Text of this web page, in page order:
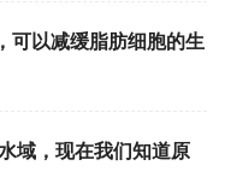
可以减缓脂肪细胞的生
域，现在我们知道原